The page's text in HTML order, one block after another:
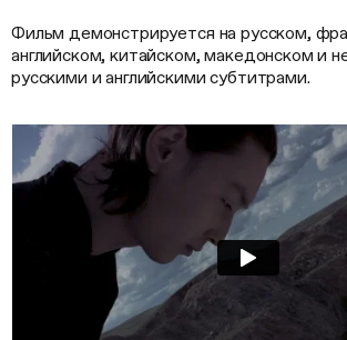
Фильм демонстрируется на русском,
английском, китайском, македонском и
русскими и английскими субтитрами.